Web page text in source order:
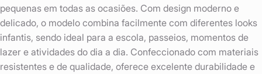
pequenas em todas as ocasiões. Com design moderno e
delicado, o modelo combina facilmente com diferentes looks
infantis, sendo ideal para a escola, passeios, momentos de
lazer e atividades do dia a dia. Confeccionado com materiais
resistentes e de qualidade, oferece excelente durabilidade e